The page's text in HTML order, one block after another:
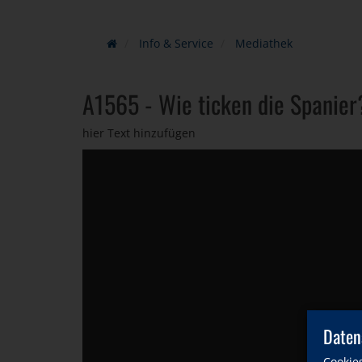
Info & Service Mediathek
A1565 - Wie ticken die
hier Text hinzufügen